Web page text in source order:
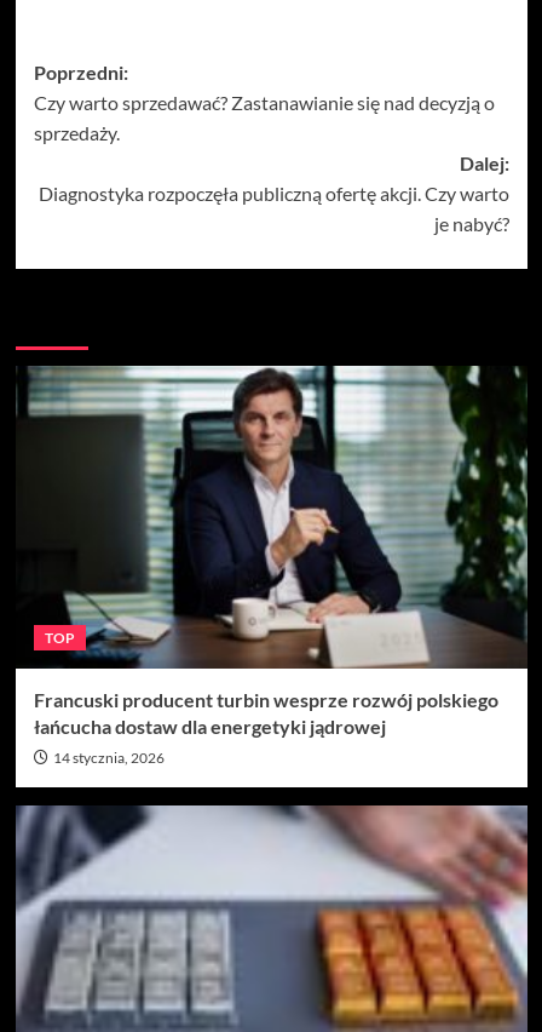
Zobacz
wpisy
Poprzedni:
Czy warto sprzedawać? Zastanawianie się nad decyzją o
sprzedaży.
Dalej:
Diagnostyka rozpoczęła publiczną ofertę akcji. Czy warto
je nabyć?
TOP
Francuski producent turbin wesprze rozwój polskiego
łańcucha dostaw dla energetyki jądrowej
14 stycznia, 2026